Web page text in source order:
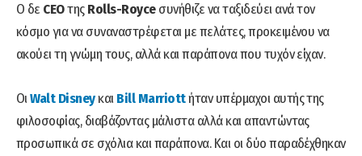
O δε CEOτηςRolls-Royceσυνήθιζε να ταξιδεύει ανά τον
κόσμο για να συναναστρέφεται με πελάτες, προκειμένου να
ακούει τη γνώμη τους, αλλά και παράπονα που τυχόν είχαν.
ΟιWalt Disneyκαι Bill Marriottήταν υπέρμαχοι αυτής της
φιλοσοφίας, διαβάζοντας μάλιστα αλλά και απαντώντας
προσωπικά σε σχόλια και παράπονα. Και οι δύο παραδέχθηκαν